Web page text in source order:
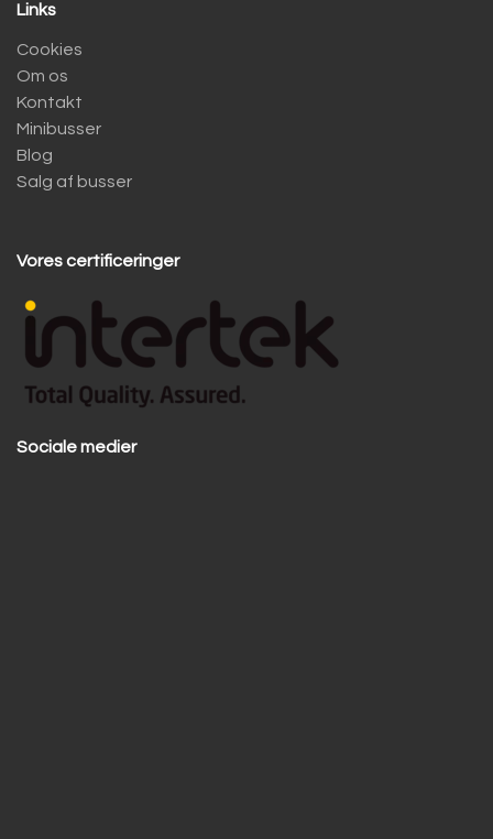
Links
Cookies
Om os
Kontakt
Minibusser
Blog
Salg af busser
Vores certificeringer
Sociale medier